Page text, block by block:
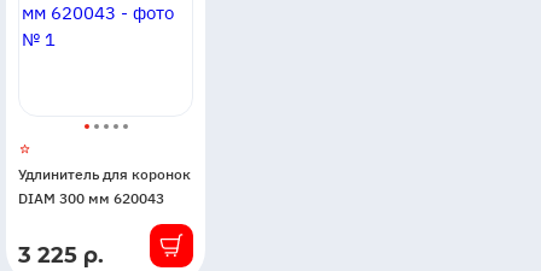
Удлинитель для коронок
DIAM 300 мм 620043
В
3 225 р.